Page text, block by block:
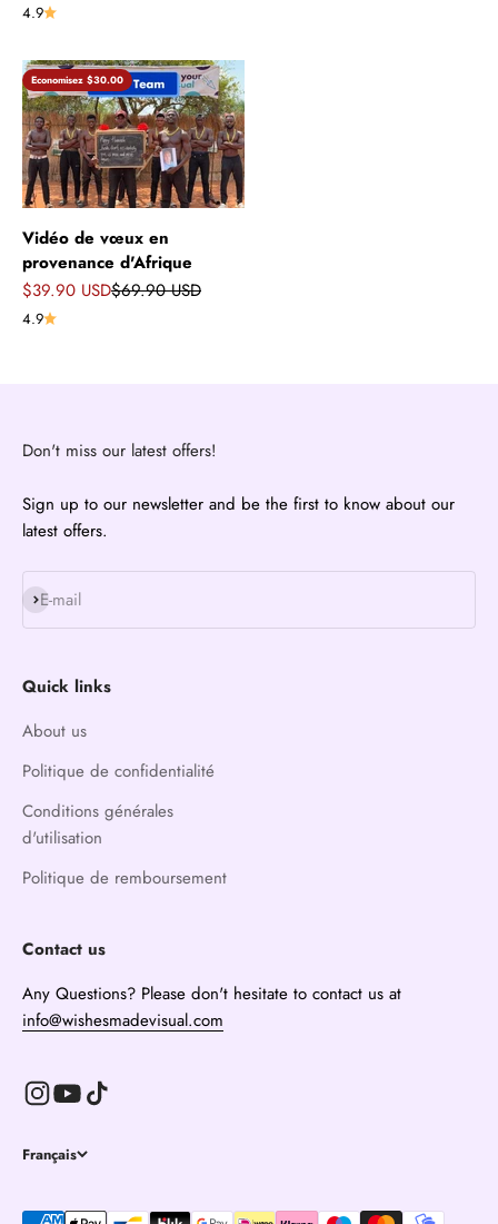
4.9
Economisez $30.00
Vidéo de vœux en
provenance d'Afrique
Prix de vente
$39.90 USDPrix normal
$69.90 USD
4.9
Don't miss our latest offers!
Sign up to our newsletter and be the first to know about our
latest offers.
E-mail
S'inscrire
Quick links
About us
Politique de confidentialité
Conditions générales
d'utilisation
Politique de remboursement
Contact us
Any Questions? Please don't hesitate to contact us at
info@wishesmadevisual.com
Français